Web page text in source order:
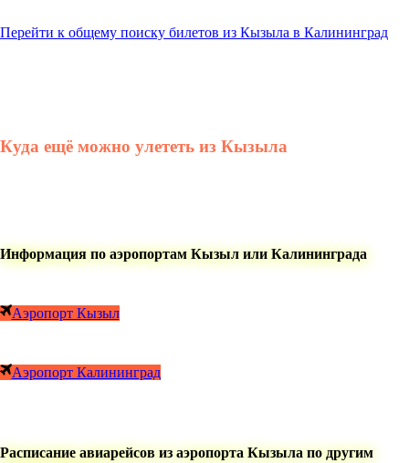
Перейти к общему поиску билетов из Кызыла в Калининград
Куда ещё можно улететь из Кызыла
Информация по аэропортам Кызыл или Калининграда
Аэропорт Кызыл
Аэропорт Калининград
Расписание авиарейсов из аэропорта Кызыла по другим